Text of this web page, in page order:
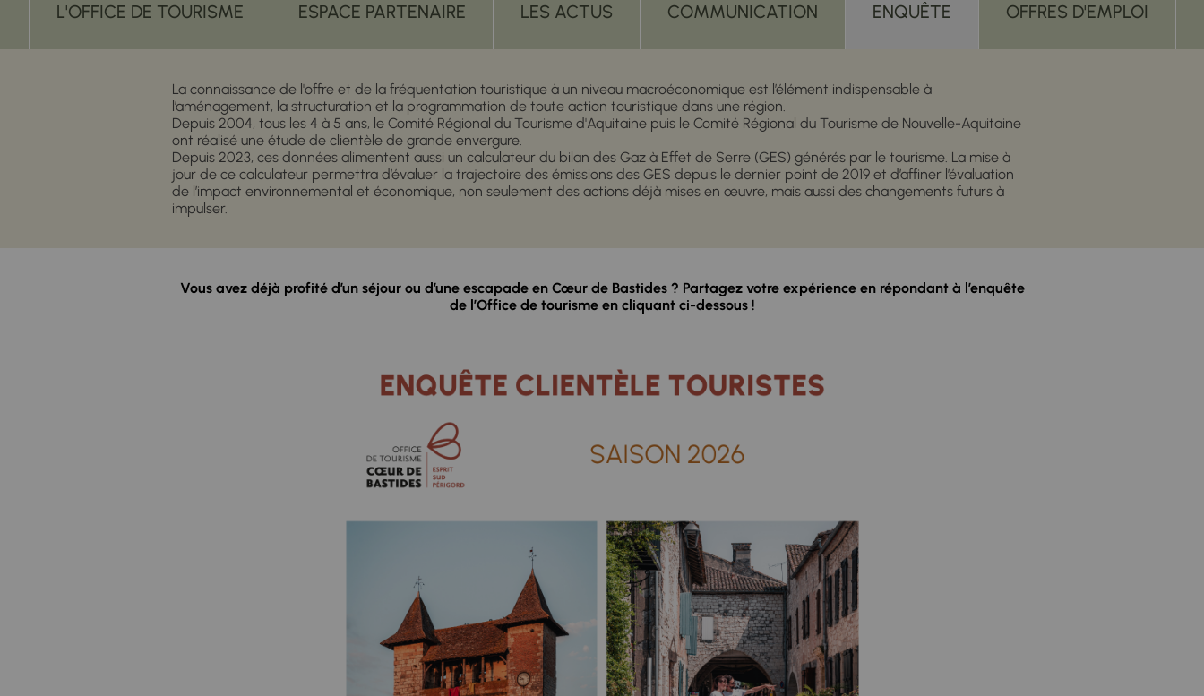
L'OFFICE DE TOURISME ESPACE PARTENAIRE LES ACTUS COMMUNICATION ENQUÊTE OFFRES D'EMPLOI
La connaissance de l'offre et de la fréquentation touristique à un niveau macroéconomique est l’élément indispensable à
l’aménagement, la structuration et la programmation de toute action touristique dans une région.
Depuis 2004, tous les 4 à 5 ans, le Comité Régional du Tourisme d'Aquitaine puis le Comité Régional du Tourisme de Nouvelle-Aquitaine
ont réalisé une étude de clientèle de grande envergure.
Depuis 2023, ces données alimentent aussi un calculateur du bilan des Gaz à Effet de Serre (GES) générés par le tourisme. La mise à
jour de ce calculateur permettra d’évaluer la trajectoire des émissions des GES depuis le dernier point de 2019 et d’affiner l’évaluation
de l’impact environnemental et économique, non seulement des actions déjà mises en œuvre, mais aussi des changements futurs à
impulser.
Vous avez déjà profité d’un séjour ou d’une escapade en Cœur de Bastides ? Partagez votre expérience en répondant à l’enquête
de l’Office de tourisme en cliquant ci-dessous !